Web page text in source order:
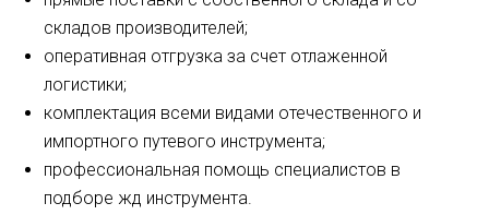
складов производителей;
оперативная отгрузка за счет отлаженной
логистики;
комплектация всеми видами отечественного и
импортного путевого инструмента;
профессиональная помощь специалистов в
подборе жд инструмента.